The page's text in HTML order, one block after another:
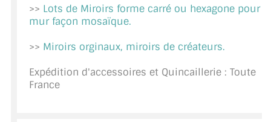
COMPTE PRO
MON PANIER
PLAN DU SITE
>> Lots de Miroirs forme carré ou hexagone pour
mur façon mosaïque.
>> Miroirs orginaux, miroirs de créateurs.
Expédition d'accessoires et Quincaillerie : Toute
France